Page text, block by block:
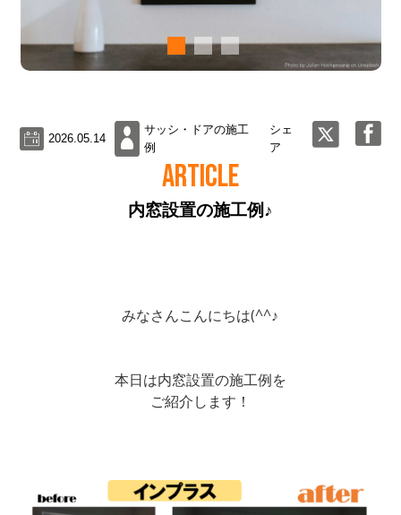
2026.05.14
サッシ・ドアの施工
例
シェ
ア
ARTICLE
内窓設置の施工例♪